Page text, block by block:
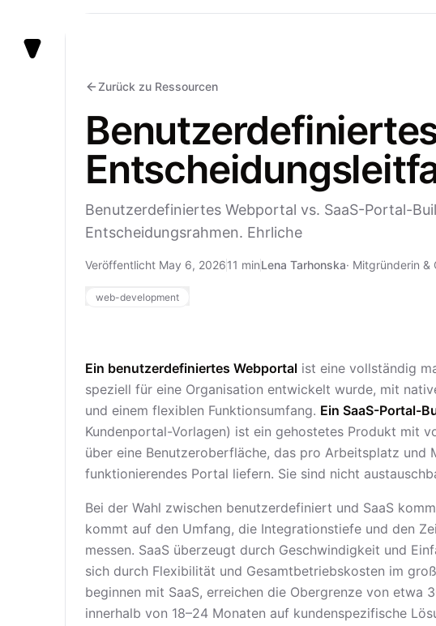
Vezert
Zurück zu Ressourcen
Benutzerdefiniertes Webportal vs. SaaS-Portal-
Entscheidungsrahmen. Ehrliche
Veröffentlicht May 6, 202611 minLena Tarhonska· Mitgründerin &
web-development
Ein benutzerdefiniertes Webportal ist eine vollständig
speziell für eine Organisation entwickelt wurde, mit
und einem flexiblen Funktionsumfang. Ein SaaS-Portal-
Kundenportal-Vorlagen) ist ein gehostetes Produkt mit
über eine Benutzeroberfläche, das pro Arbeitsplatz und
funktionierendes Portal liefern. Sie sind nicht
Bei der Wahl zwischen benutzerdefiniert und SaaS
kommt auf den Umfang, die Integrationstiefe und den
messen. SaaS überzeugt durch Geschwindigkeit und
sich durch Flexibilität und Gesamtbetriebskosten im
beginnen mit SaaS, erreichen die Obergrenze von etwa
innerhalb von 18–24 Monaten auf kundenspezifische